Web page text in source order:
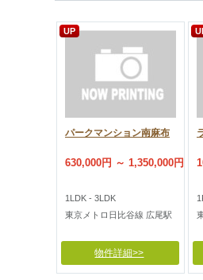
UP
パークマンション南麻布
630,000円 ～ 1,350,000円
1LDK - 3LDK
東京メトロ日比谷線 広尾駅
物件詳細>>